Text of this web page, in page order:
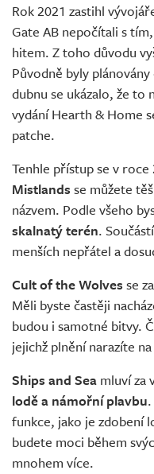
Rok 2021 zastihl
Gate AB nepočítali s
hitem. Z toho důvodu
Původně byly
dubnu se ukázalo, že to
vydání Hearth & Home
patche.
Tenhle přístup se v
Mistlands se můžete
názvem. Podle všeho
skalnatý terén.
menších nepřátel a
Cult of the Wolves se
Měli byste častěji
budou i samotné bitvy.
jejichž plnění narazíte
Ships and Sea mluví za
lodě a námořní plavbu
funkce, jako je zdobení
budete moci během
mnohem více.